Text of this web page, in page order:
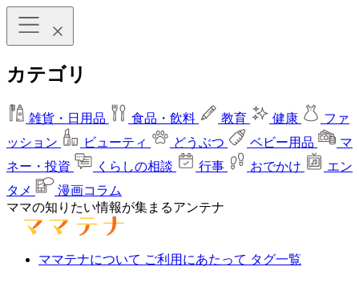
カテゴリ
雑貨・日用品 食品・飲料 教育 健康
ファ
ッション
ビューティ どうぶつ ベビー用品
マ
ネー・投資
くらしの相談 行事 おでかけ
エン
タメ
漫画コラム
ママの知りたい情報が集まるアンテナ
ママテナについて ご利用にあたって タグ一覧